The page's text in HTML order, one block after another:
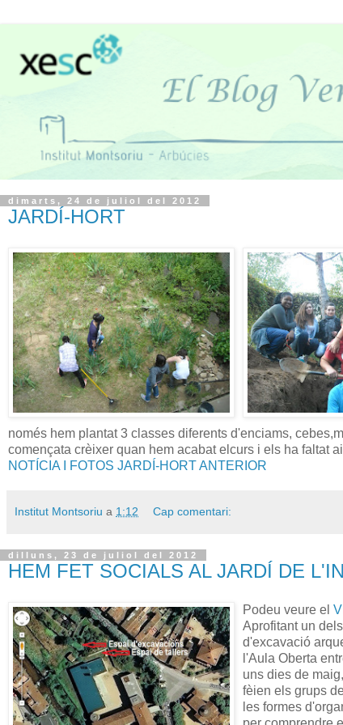
dimarts, 24 de juliol del 2012
JARDÍ-HORT
només hem plantat 3 classes diferents d'enciams,
començata crèixer quan hem acabat elcurs i els ha faltat
NOTÍCIA I FOTOS JARDÍ-HORT ANTERIOR
Institut Montsoriu a 1:12 Cap comentari:
dilluns, 23 de juliol del 2012
HEM FET SOCIALS AL JARDÍ DE
Podeu veure el
Aprofitant un
d'excavació
l'Aula Oberta
uns dies de
fèien els grups
les formes